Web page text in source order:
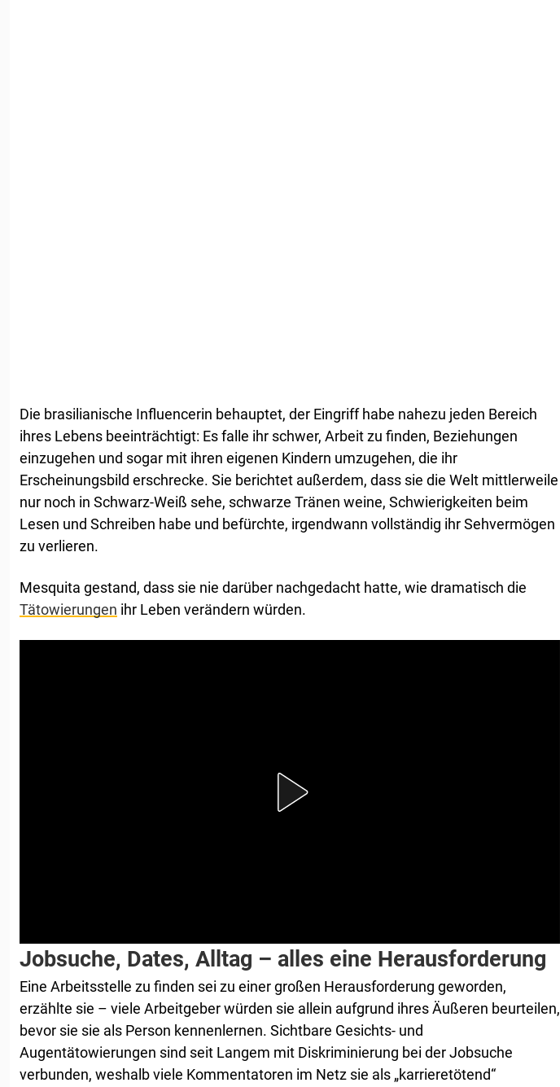
Die brasilianische Influencerin behauptet, der Eingriff habe nahezu jeden Bereich
ihres Lebens beeinträchtigt: Es falle ihr schwer, Arbeit zu finden, Beziehungen
einzugehen und sogar mit ihren eigenen Kindern umzugehen, die ihr
Erscheinungsbild erschrecke. Sie berichtet außerdem, dass sie die Welt mittlerweile
nur noch in Schwarz-Weiß sehe, schwarze Tränen weine, Schwierigkeiten beim
Lesen und Schreiben habe und befürchte, irgendwann vollständig ihr Sehvermögen
zu verlieren.
Mesquita gestand, dass sie nie darüber nachgedacht hatte, wie dramatisch die
Tätowierungen ihr Leben verändern würden.
Jobsuche, Dates, Alltag – alles eine Herausforderung
Eine Arbeitsstelle zu finden sei zu einer großen Herausforderung geworden,
erzählte sie – viele Arbeitgeber würden sie allein aufgrund ihres Äußeren beurteilen,
bevor sie sie als Person kennenlernen. Sichtbare Gesichts- und
Augentätowierungen sind seit Langem mit Diskriminierung bei der Jobsuche
verbunden, weshalb viele Kommentatoren im Netz sie als „karrieretötend“